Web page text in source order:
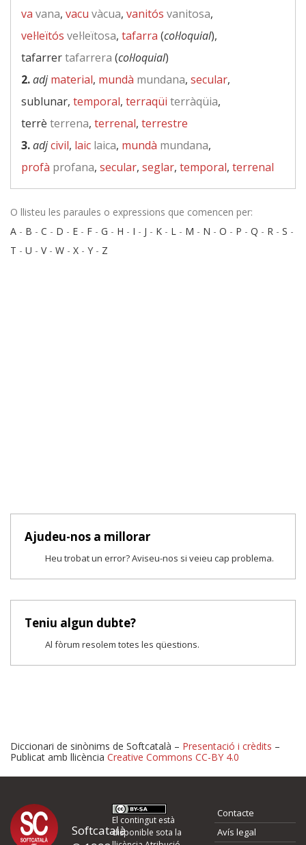
va vana, vacu vàcua, vanitós vanitosa,
vel·leïtós vel·leïtosa, tafarra (col·loquial),
tafarrertafarrera (col·loquial)
2.adj material, mundà mundana, secular,
sublunar, temporal, terraqüi terràqüia,
terrè terrena, terrenal, terrestre
3.adjcivil, laic laica, mundà mundana,
profà profana, secular, seglar, temporal, terrenal
O llisteu les paraules o expressions que comencen per:
A - B - C - D - E - F - G - H - I - J - K - L - M - N - O - P - Q - R - S -
T - U - V- W - X - Y - Z
Ajudeu-nos a millorar
Heu trobat un error? Aviseu-nos si veieu cap problema.
Teniu algun dubte?
Al fòrum resolem totes les qüestions.
Proposeu-nos millores o
d'errors
Diccionari de sinònims de Softcatalà – Presentació i crèdits –
Publicat amb llicència Creative Commons CC-BY 4.0
Softcatalà
El contingut està
disponible sota la
Contacte
Avís legal